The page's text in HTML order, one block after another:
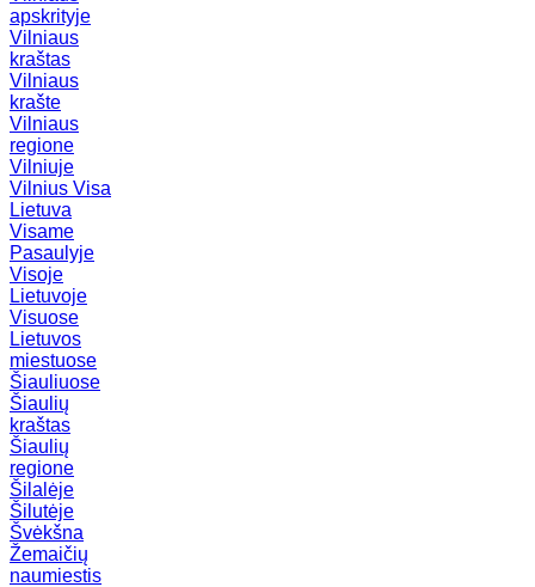
apskrityje
Vilniaus
kraštas
Vilniaus
krašte
Vilniaus
regione
Vilniuje
Vilnius Visa
Lietuva
Visame
Pasaulyje
Visoje
Lietuvoje
Visuose
Lietuvos
miestuose
Šiauliuose
Šiaulių
kraštas
Šiaulių
regione
Šilalėje
Šilutėje
Švėkšna
Žemaičių
naumiestis